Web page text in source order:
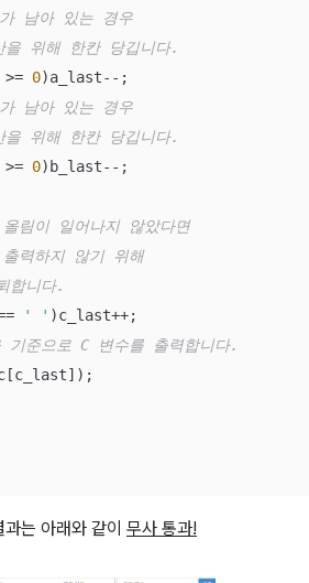
남아 있는 경우
위해 한칸 당깁니다.
0)a_last--;
남아 있는 경우
위해 한칸 당깁니다.
0)b_last--;
림이 일어나지 않았다면
력하지 않기 위해
합니다.
' ' )c_last++;
준으로 C 변수를 출력합니다.
는 아래와 같이 무사 통과!